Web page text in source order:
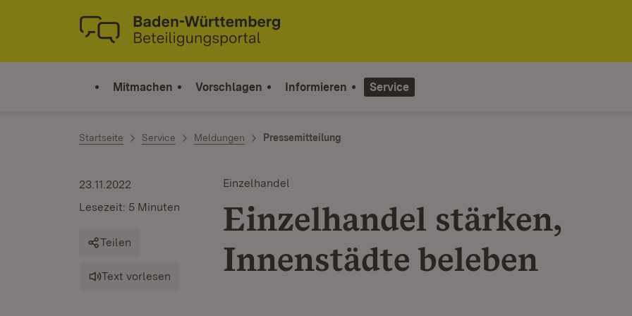
Zum Inhalt springen
Link zur Startseite
Mitmachen Vorschlagen Informieren Service
Startseite Service Meldungen Pressemitteilung
Einzelhandel
Einzelhandel stärken,
Innenstädte beleben
23.11.2022
Lesezeit: 5 Minuten
Teilen
Text vorlesen